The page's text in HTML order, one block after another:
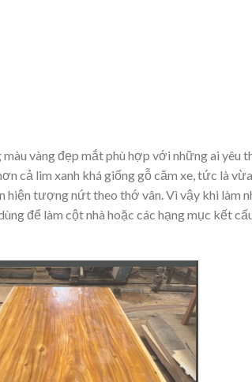
vàng đẹp mắt phù hợp với những ai yêu
cả lim xanh khá giống gỗ căm xe, tức là vừa
hiện tượng nứt theo thớ vân. Vì vậy khi làm
để làm cột nhà hoặc các hạng mục kết